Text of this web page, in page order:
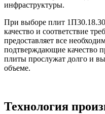
инфраструктуры.
При выборе плит
качество и соответствие
предоставляет все
подтверждающие качество
плиты прослужат долго и
объеме.
Технология